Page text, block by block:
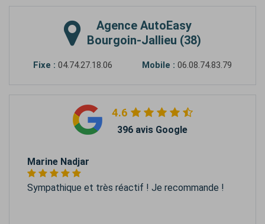
Agence AutoEasy
Bourgoin-Jallieu (38)
Fixe : 04.74.27.18.06 Mobile : 06.08.74.83.79
4.6
396 avis Google
Marine Nadjar
Sympathique et très réactif ! Je recommande !